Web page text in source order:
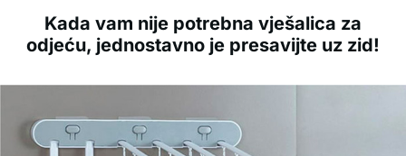
Kada vam nije potrebna vješalica za
odjeću, jednostavno je presavijte uz zid!